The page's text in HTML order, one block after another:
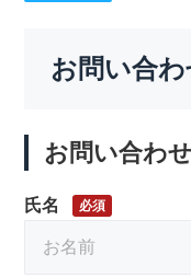
お問い合
お問い合わ
氏名 必須